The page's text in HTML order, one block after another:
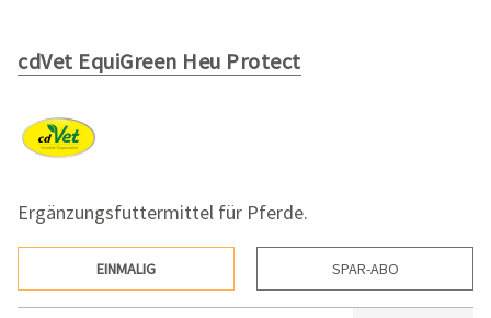
cdVet EquiGreen Heu Protect
Ergänzungsfuttermittel für Pferde.
EINMALIG SPAR-ABO